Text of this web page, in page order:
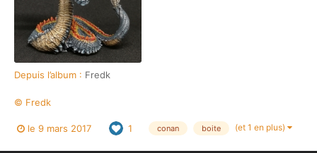
Depuis l’album : Fredk
© Fredk
le 9 mars 2017 1 conan boite (et 1 en plus)